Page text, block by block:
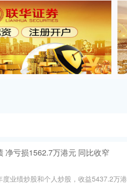
净亏损1562.7万港元 同比收窄
业绩炒股和个人炒股，收益5437.2万港